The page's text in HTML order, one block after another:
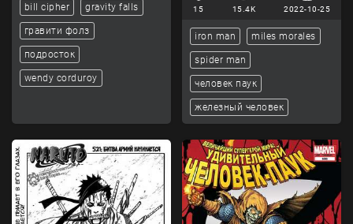
bill cipher gravity falls
гравити фолз
подросток
wendy corduroy
15 15.4K 2022-10-25
iron man miles morales
spider man
человек паук
железный человек